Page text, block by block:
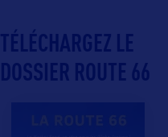
TÉLÉCHARGEZ LE
DOSSIER ROUTE 66